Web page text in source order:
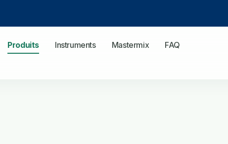
Produits Instruments Mastermix FAQ